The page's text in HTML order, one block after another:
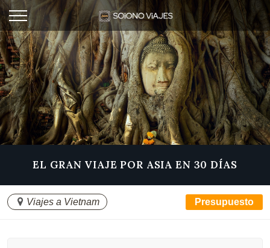
EL GRAN VIAJE POR ASIA EN 30 DÍAS
Viajes a Vietnam Presupuesto